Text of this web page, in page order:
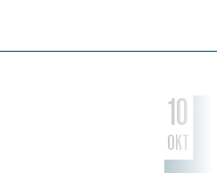
10
OKT